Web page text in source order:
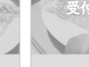
受